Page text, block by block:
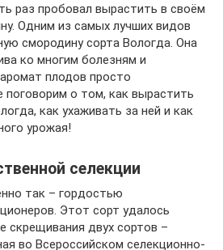
раз пробовал вырастить в своём
Одним из самых лучших видов
смородину сорта Вологда. Она
ко многим болезням и
плодов просто
о том, как вырастить
как ухаживать за ней и как
урожая!
селекции
так – гордостью
Этот сорт удалось
скрещивания двух сортов –
во Всероссийском селекционно-